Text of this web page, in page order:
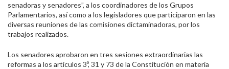
senadoras y senadores”, a los coordinadores de los Grupos
Parlamentarios, así como a los legisladores que participaron en las
diversas reuniones de las comisiones dictaminadoras, por los
trabajos realizados.
Los senadores aprobaron en tres sesiones extraordinarias las
reformas a los artículos 3º, 31 y 73 de la Constitución en materia